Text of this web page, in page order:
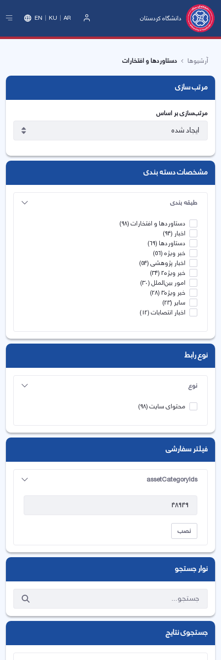
دانشگاه کردستان EN KU AR
آرشیوها دستاوردها و افتخارات
مرتب سازی
مرتب‌سازی بر اساس
مشخصات دسته بندی
طبقه بندی
دستاوردها و افتخارات(98)
اخبار (94)
دستاوردها(69)
خبر ویژه(56)
اخبار پژوهشی(54)
خبر ویژه2 (34)
امور بین‌الملل(30)
خبر ویژه3 (28)
سایر (23)
اخبار انتصابات(12)
نوع رابط
نوع
محتوای سایت(98)
فیلتر سفارشی
assetCategoryIds
نصب
نوار جستجو
جستجوی نتایج